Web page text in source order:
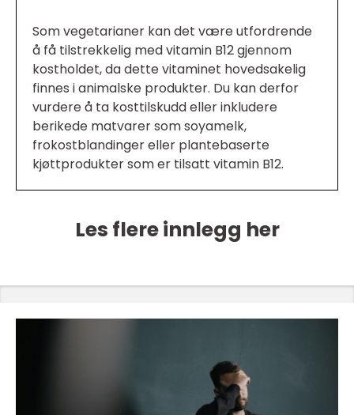
Som vegetarianer kan det være utfordrende
å få tilstrekkelig med vitamin B12 gjennom
kostholdet, da dette vitaminet hovedsakelig
finnes i animalske produkter. Du kan derfor
vurdere å ta kosttilskudd eller inkludere
berikede matvarer som soyamelk,
frokostblandinger eller plantebaserte
kjøttprodukter som er tilsatt vitamin B12.
Les flere innlegg her